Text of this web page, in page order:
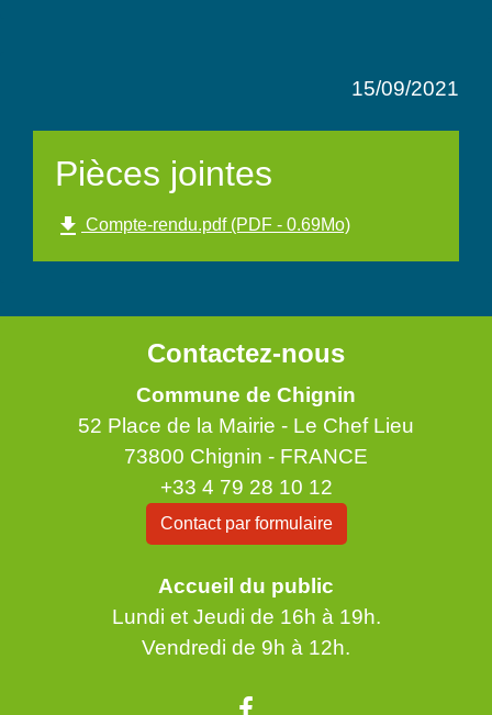
15/09/2021
Pièces jointes
file_download Compte-rendu.pdf (PDF - 0.69Mo)
Contactez-nous
Commune de Chignin
52 Place de la Mairie - Le Chef Lieu
73800 Chignin - FRANCE
+33 4 79 28 10 12
Contact par formulaire
Accueil du public
Lundi et Jeudi de 16h à 19h.
Vendredi de 9h à 12h.